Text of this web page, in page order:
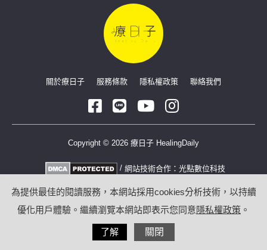
關於療日子 服務條款 隱私權政策 聯絡我們
Copyright © 2026 療日子 HealingDaily
/ 網站技術合作： 光點數位科技
為提供最佳的閱讀服務，本網站採用cookies分析技術，以持續
優化用戶體驗。繼續瀏覽本網站即表示您同意隱私權政策 。
了解 關閉